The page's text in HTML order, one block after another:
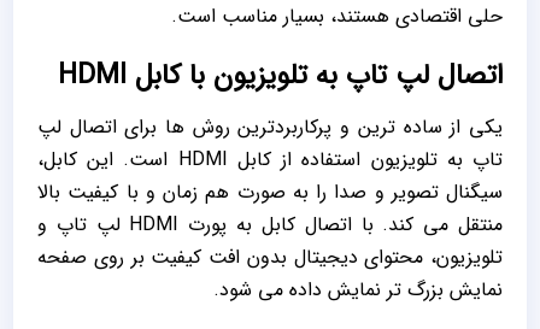
‌حلی اقتصادی هستند، بسیار مناسب است.
اتصال لپ تاپ به تلویزیون با کابل HDMI
یکی از ساده‌ ترین و پرکاربردترین روش ‌ها برای اتصال لپ
تاپ به تلویزیون استفاده از کابل HDMI است. این کابل،
سیگنال تصویر و صدا را به‌ صورت هم ‌زمان و با کیفیت بالا
منتقل می ‌کند. با اتصال کابل به پورت HDMI لپ تاپ و
تلویزیون، محتوای دیجیتال بدون افت کیفیت بر روی صفحه
‌نمایش بزرگ ‌تر نمایش داده می ‌شود.